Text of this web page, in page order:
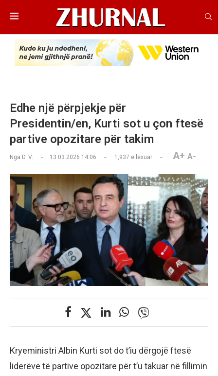
Edhe një përpjekje për
Presidentin/en, Kurti sot u çon ftesë
partive opozitare për takim
Nga D. V. 13.03.2026 14:06 1,937 e lexuar A+ A-
Kryeministri Albin Kurti sot do t’iu dërgojë ftesë
liderëve të partive opozitare për t’u takuar në fillimin